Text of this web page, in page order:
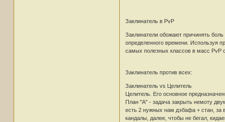
Заклинатель в PvP
Заклинатели обожают причинять
определенного времени. Используя
самых полезных классов в масс PvP
Заклинатель против всех:
Заклинатель vs Целитель
Целитель. Его основное
План "А" - задача закрыть немоту
есть 2 нужных нам дэбафа + стан, за
кандалы, далее, чтобы не бегал,